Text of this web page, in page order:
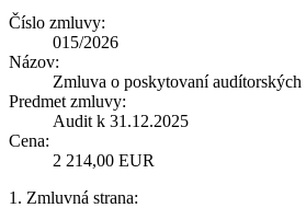
Číslo zmluvy:
015/2026
Názov:
Zmluva o poskytovaní audítorských
Predmet zmluvy:
Audit k 31.12.2025
Cena:
2 214,00 EUR
1. Zmluvná strana: